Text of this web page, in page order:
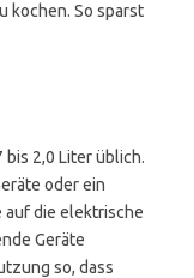
kochen. So sparst
bis 2,0 Liter üblich.
oder ein
die elektrische
Geräte
so, dass